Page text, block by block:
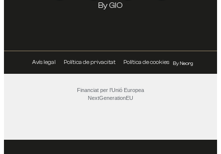
By GIO
Avís legal Política de privacitat Política de cookies By Neorg
Financiat per l’Unió Europea
NextGenerationEU